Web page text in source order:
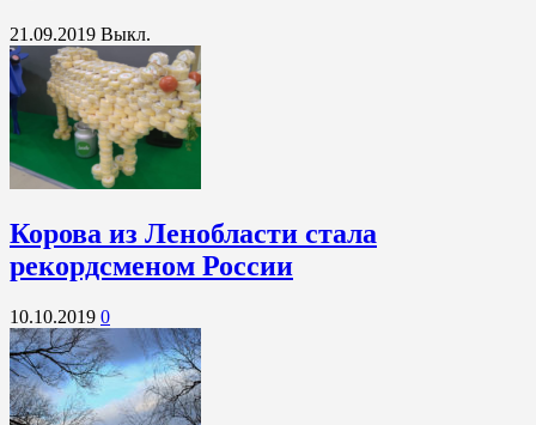
21.09.2019 Выкл.
Корова из Ленобласти стала
рекордсменом России
10.10.2019 0